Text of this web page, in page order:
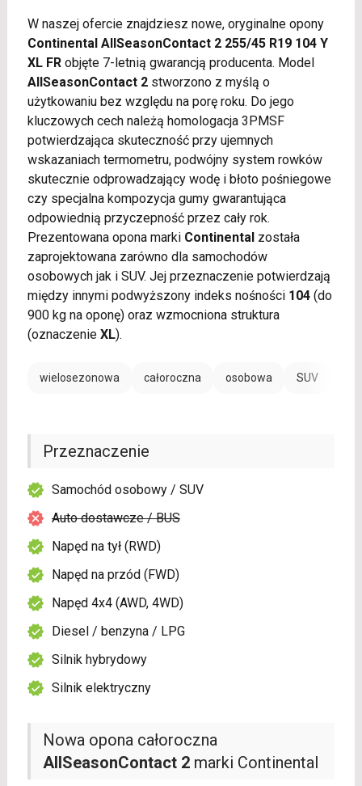
W naszej ofercie znajdziesz nowe, oryginalne opony
Continental AllSeasonContact 2 255/45 R19 104 Y
XL FRobjęte 7-letnią gwarancją producenta. Model
AllSeasonContact 2stworzono z myślą o
użytkowaniu bez względu na porę roku. Do jego
kluczowych cech należą homologacja 3PMSF
potwierdzająca skuteczność przy ujemnych
wskazaniach termometru, podwójny system rowków
skutecznie odprowadzający wodę i błoto pośniegowe
czy specjalna kompozycja gumy gwarantująca
odpowiednią przyczepność przez cały rok.
Prezentowana opona marki Continentalzostała
zaprojektowana zarówno dla samochodów
osobowych jak i SUV. Jej przeznaczenie potwierdzają
między innymi podwyższony indeks nośności 104(do
900 kg na oponę) oraz wzmocniona struktura
(oznaczenie XL).
wielosezonowa całoroczna osobowa SUV
Nowa opona całoroczna
AllSeasonContact 2marki Continental
Przeznaczenie
Samochód osobowy / SUV
Auto dostawcze / BUS
Napęd na tył (RWD)
Napęd na przód (FWD)
Napęd 4x4 (AWD, 4WD)
Diesel / benzyna / LPG
Silnik hybrydowy
Silnik elektryczny